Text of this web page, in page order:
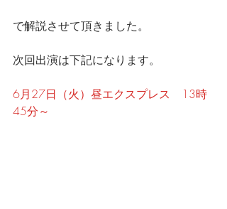
で解説させて頂きました。
次回出演は下記になります。
6月27日（火）昼エクスプレス　13時
45分～